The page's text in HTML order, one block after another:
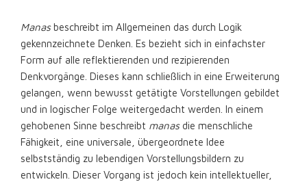
Manasbeschreibt im Allgemeinen das durch Logik
gekennzeichnete Denken. Es bezieht sich in einfachster
Form auf alle reflektierenden und rezipierenden
Denkvorgänge. Dieses kann schließlich in eine Erweiterung
gelangen, wenn bewusst getätigte Vorstellungen gebildet
und in logischer Folge weitergedacht werden. In einem
gehobenen Sinne beschreibt manasdie menschliche
Fähigkeit, eine universale, übergeordnete Idee
selbstständig zu lebendigen Vorstellungsbildern zu
entwickeln. Dieser Vorgang ist jedoch kein intellektueller,